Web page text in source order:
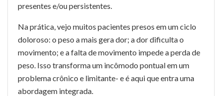
presentes e/ou persistentes.
Na prática, vejo muitos pacientes presos em um ciclo
doloroso: o peso a mais gera dor; a dor dificulta o
movimento; e a falta de movimento impede a perda de
peso. Isso transforma um incômodo pontual em um
problema crônico e limitante- e é aqui que entra uma
abordagem integrada.